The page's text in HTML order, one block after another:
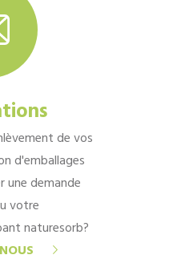
de vos
d'emballages
une demande
votre
naturesorb?